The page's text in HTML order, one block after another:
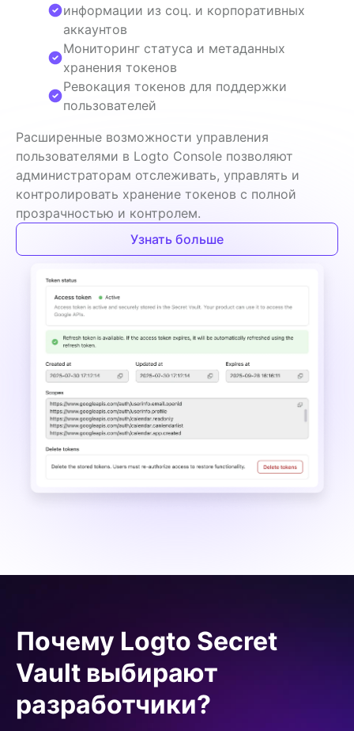
Расширенные возможности управления
пользователями в Logto Console позволяют
администраторам отслеживать, управлять и
контролировать хранение токенов с полной
прозрачностью и контролем.
информации из соц. и корпоративных
аккаунтов
Мониторинг статуса и метаданных
хранения токенов
Ревокация токенов для поддержки
пользователей
Узнать больше
Почему Logto Secret
Vault выбирают
разработчики?